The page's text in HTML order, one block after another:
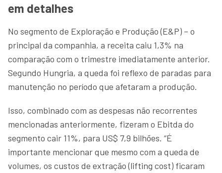
em detalhes
No segmento de Exploração e Produção (E&P) – o
principal da companhia, a receita caiu 1,3% na
comparação com o trimestre imediatamente anterior.
Segundo Hungria, a queda foi reflexo de paradas para
manutenção no período que afetaram a produção.
Isso, combinado com as despesas não recorrentes
mencionadas anteriormente, fizeram o Ebitda do
segmento cair 11%, para US$ 7,9 bilhões. “É
importante mencionar que mesmo com a queda de
volumes, os custos de extração (lifting cost) ficaram